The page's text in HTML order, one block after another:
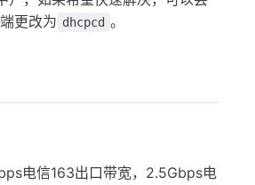
更改为 dhcpcd 。
电信163出口带宽，2.5Gbps电